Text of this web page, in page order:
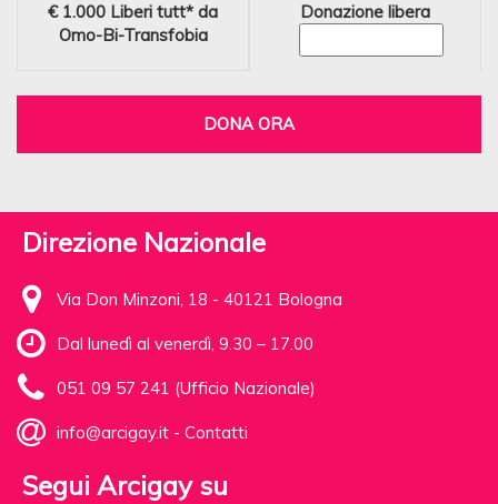
€ 1.000 Liberi tutt* da
Omo-Bi-Transfobia
Donazione libera
DONA ORA
Direzione Nazionale
Via Don Minzoni, 18 - 40121 Bologna
Dal lunedì al venerdì, 9.30 – 17.00
051 09 57 241 (Ufficio Nazionale)
info@arcigay.it - Contatti
Segui Arcigay su